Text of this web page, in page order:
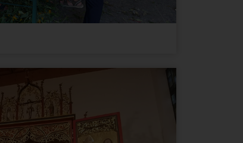
Monate
HTML